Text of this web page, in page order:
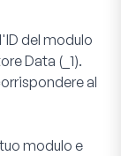
del modulo
Data ( _1).
al
modulo e